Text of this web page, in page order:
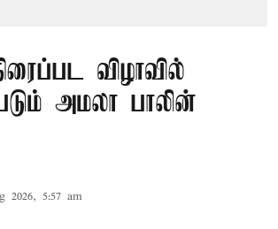
விழாவில்
அமலா பாலின்
2026, 5:57 am